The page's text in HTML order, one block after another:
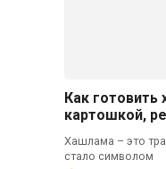
Как готовить
картошкой,
Хашлама – это
стало символом